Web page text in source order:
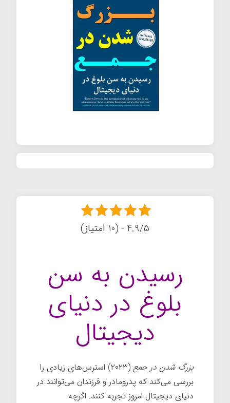
4.9/5 - (10 امتیاز)
رسیدن به سن
بلوغ در دنیای
دیجیتال
بزرگ شدن در جمع
(۲۰۲۳) استرس‌های زیادی را
بررسی می‌کند که پدرومادر و فرزندان می‌توانند در
دنیای دیجیتال امروز تجربه کنند. اگرچه